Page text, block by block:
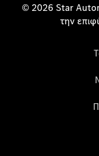
© 2026 Star
την